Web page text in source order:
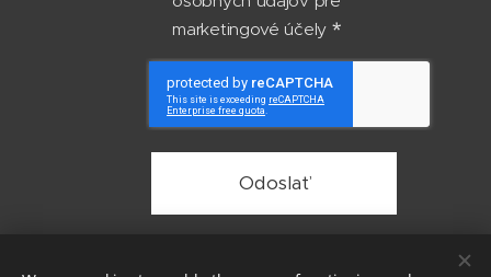
marketingové účely
Odoslať